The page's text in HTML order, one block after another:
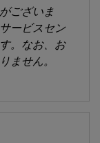
ございま
ービスセン
。なお、お
ません。